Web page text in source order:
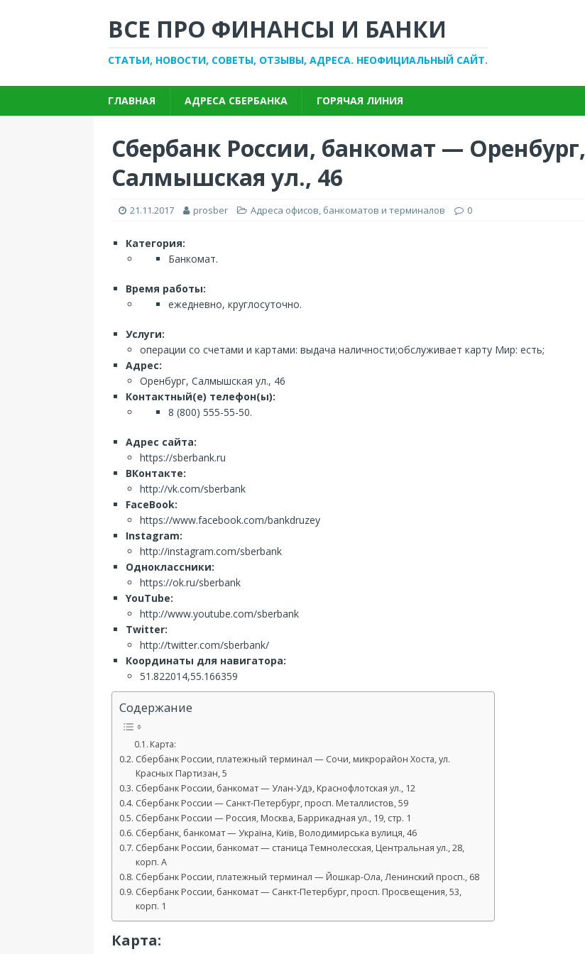
ВСЕ ПРО ФИНАНСЫ И БАНКИ
СТАТЬИ, НОВОСТИ, СОВЕТЫ, ОТЗЫВЫ, АДРЕСА. НЕОФИЦИАЛЬНЫЙ САЙТ.
ГЛАВНАЯ АДРЕСА СБЕРБАНКА ГОРЯЧАЯ ЛИНИЯ
Сбербанк России, банкомат — Оренбург,
Салмышская ул., 46
21.11.2017 prosber Адреса офисов, банкоматов и терминалов 0
Категория:
Банкомат.
Время работы:
ежедневно, круглосуточно.
Услуги:
операции со счетами и картами: выдача наличности;обслуживает карту Мир: есть;
Адрес:
Оренбург, Салмышская ул., 46
Контактный(е) телефон(ы):
8 (800) 555-55-50.
Адрес сайта:
https://sberbank.ru
ВКонтакте:
http://vk.com/sberbank
FaceBook:
https://www.facebook.com/bankdruzey
Instagram:
http://instagram.com/sberbank
Одноклассники:
https://ok.ru/sberbank
YouTube:
http://www.youtube.com/sberbank
Twitter:
http://twitter.com/sberbank/
Координаты для навигатора:
51.822014,55.166359
Содержание
Карта:
Сбербанк России, платежный терминал — Сочи, микрорайон Хоста, ул.
Красных Партизан, 5
Сбербанк России, банкомат — Улан-Удэ, Краснофлотская ул., 12
Сбербанк России — Санкт-Петербург, просп. Металлистов, 59
Сбербанк России — Россия, Москва, Баррикадная ул., 19, стр. 1
Сбербанк, банкомат — Україна, Київ, Володимирська вулиця, 46
Сбербанк России, банкомат — станица Темнолесская, Центральная ул., 28,
корп. А
Сбербанк России, платежный терминал — Йошкар-Ола, Ленинский просп., 68
Сбербанк России, банкомат — Санкт-Петербург, просп. Просвещения, 53,
корп. 1
Карта: